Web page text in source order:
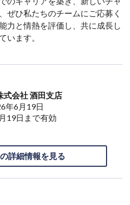
ぜひ私たちのチームにご応募く
力と情熱を評価し、共に成長し
います。
式会社 酒田支店
年6月19日
19日まで有効
詳細情報を見る